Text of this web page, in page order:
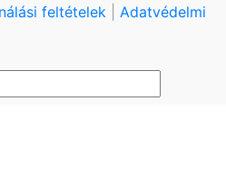
feltételek
Adatvédelmi